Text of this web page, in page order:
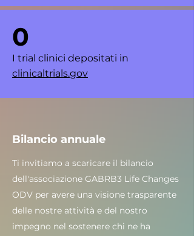
0
I trial clinici depositati in
clinicaltrials.gov
Bilancio annuale
Ti invitiamo a scaricare il bilancio
dell'associazione GABRB3 Life Changes
ODV per avere una visione trasparente
delle nostre attività e del nostro
impegno nel sostenere chi ne ha